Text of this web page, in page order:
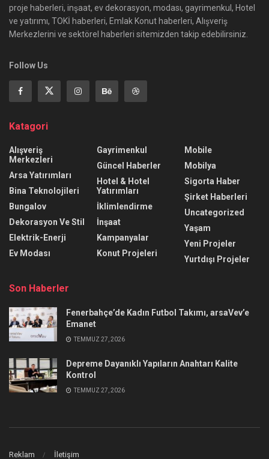
proje haberleri, inşaat, ev dekorasyon, modası, gayrimenkul, Hotel
ve yatırımı, TOKİ haberleri, Emlak Konut haberleri, Alışveriş
Merkezlerini ve sektörel haberleri sitemizden takip edebilirsiniz.
Follow Us
Katagori
Alışveriş
Merkezleri
Arsa Yatırımları
Bina Teknolojileri
Bungalov
Dekorasyon Ve Stil
Elektrik-Enerji
Ev Modası
Gayrimenkul
Güncel Haberler
Hotel & Hotel
Yatırımları
İklimlendirme
İnşaat
Kampanyalar
Konut Projeleri
Mobile
Mobilya
Sigorta Haber
Şirket Haberleri
Uncategorized
Yaşam
Yeni Projeler
Yurtdışı Projeler
Son Haberler
Fenerbahçe’de Kadın Futbol Takımı, arsaVev’e
Emanet
TEMMUZ 27, 2026
Depreme Dayanıklı Yapıların Anahtarı Kalite
Kontrol
TEMMUZ 27, 2026
Reklam İletişim